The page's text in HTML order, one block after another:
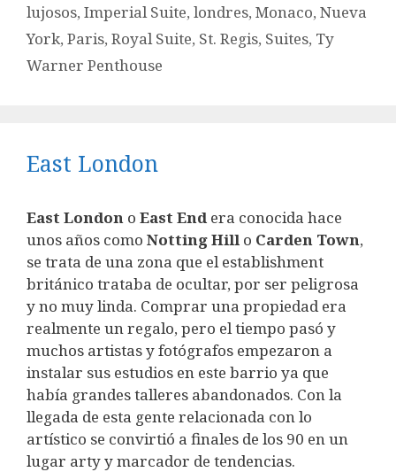
lujosos, Imperial Suite, londres, Monaco, Nueva
York, Paris, Royal Suite, St. Regis, Suites, Ty
Warner Penthouse
East London
East London o East End era conocida hace
unos años como Notting Hill o Carden Town,
se trata de una zona que el establishment
británico trataba de ocultar, por ser peligrosa
y no muy linda. Comprar una propiedad era
realmente un regalo, pero el tiempo pasó y
muchos artistas y fotógrafos empezaron a
instalar sus estudios en este barrio ya que
había grandes talleres abandonados. Con la
llegada de esta gente relacionada con lo
artístico se convirtió a finales de los 90 en un
lugar arty y marcador de tendencias.